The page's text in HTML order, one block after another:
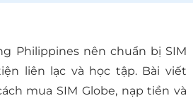
Philippines nên chuẩn bị SIM
liên lạc và học tập. Bài viết
mua SIM Globe, nạp tiền và